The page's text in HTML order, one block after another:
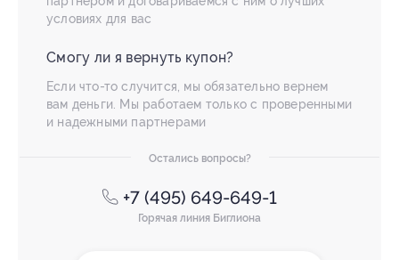
условиях для вас
Смогу ли я вернуть купон?
Если что-то случится, мы обязательно вернем
вам деньги. Мы работаем только с проверенными
и надежными партнерами
Остались вопросы?
+7 (495) 649-649-1
Горячая линия Биглиона